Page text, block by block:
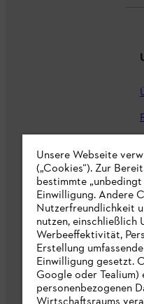
Unsere Webseite
(„Cookies“). Zur
bestimmte
Einwilligung. Andere
Nutzerfreundlichkeit
nutzen, einschließlich
Werbeeffektivität,
Erstellung
Einwilligung gesetzt.
Google oder
personenbezogenen